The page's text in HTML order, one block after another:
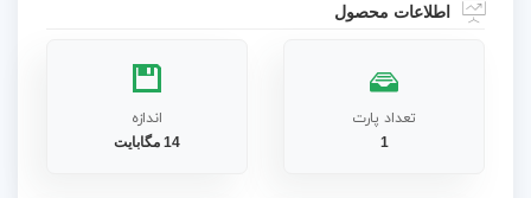
اطلاعات محصول
تعداد پارت
1
اندازه
14 مگابایت